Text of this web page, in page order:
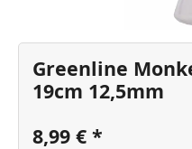
Greenline
19cm 12,5mm
8,99 €